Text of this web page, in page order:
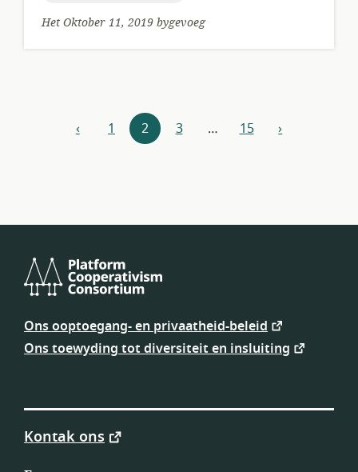
Het Oktober 11, 2019 bygevoeg
Hulpbronne-
‹vorige
1 2 3 … 15 volgende
›
Platform
Consortium
Ons ooptoegang- en privaatheid-beleid
Ons toewyding tot diversiteit en insluiting
Kontak ons